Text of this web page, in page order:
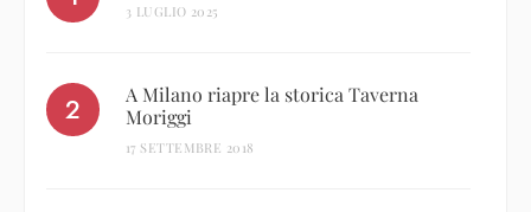
3 LUGLIO 2025
A Milano riapre la storica Taverna
Moriggi
17 SETTEMBRE 2018